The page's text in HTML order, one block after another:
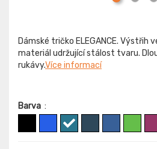
Dámské tričko ELEGANCE. Výstřih
materiál udržující stálost tvaru.
rukávy.Více informací
Barva :